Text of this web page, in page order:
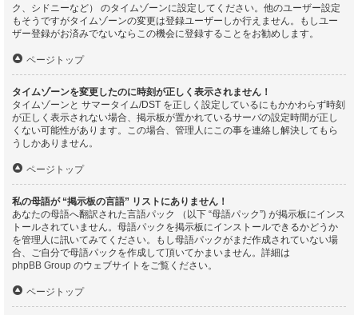
ク、シドニーなど） のタイムゾーンに設定してください。他のユーザー設定
もそうですがタイムゾーンの変更は登録ユーザーしか行えません。もしユー
ザー登録がお済みでないならこの機会に登録することをお勧めします。
ページトップ
タイムゾーンを変更したのに時刻が正しく表示されません！
タイムゾーンと サマータイム/DST を正しく設定しているにもかかわらず時刻
が正しく表示されない場合、掲示板が置かれているサーバの設定時間が正し
くない可能性があります。この場合、管理人にこの事を連絡し解決してもら
うしかありません。
ページトップ
私の母語が “掲示板の言語” リストにありません！
あなたの母語へ翻訳された言語パック （以下 “母語パック”) が掲示板にインス
トールされていません。母語パックを掲示板にインストールできるかどうか
を管理人に訊いてみてください。もし母語パックがまだ作成されていない場
合、ご自分で母語パックを作成して頂いてかまいません。詳細は
phpBB Group のウェブサイトをご覧ください。
ページトップ